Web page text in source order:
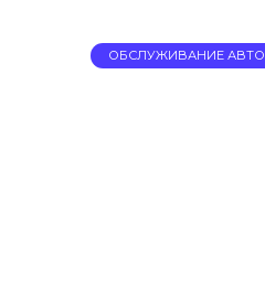
ОБСЛУЖИВАНИЕ АВТО